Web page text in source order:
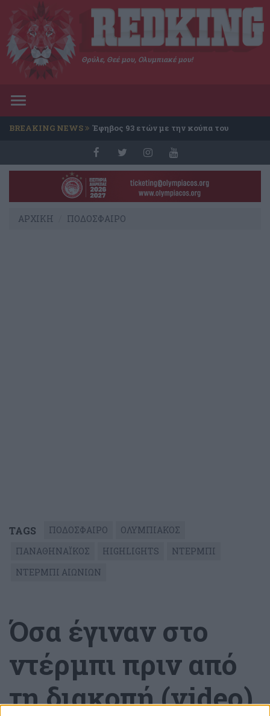
Θρύλε, Θεέ μου, Ολυμπιακέ μου!
Toggle
BREAKING NEWS Έφηβος 93 ετών με την κούπα του
ΑΡΧΙΚΗ ΠΟΔΟΣΦΑΙΡΟ
TAGS ΠΟΔΟΣΦΑΙΡΟ
ΟΛΥΜΠΙΑΚΟΣ
ΠΑΝΑΘΗΝΑΪΚΟΣ
HIGHLIGHTS
ΝΤΕΡΜΠΙ
ΝΤΕΡΜΠΙ ΑΙΩΝΙΩΝ
Όσα έγιναν στο
ντέρμπι πριν από
τη διακοπή (video)